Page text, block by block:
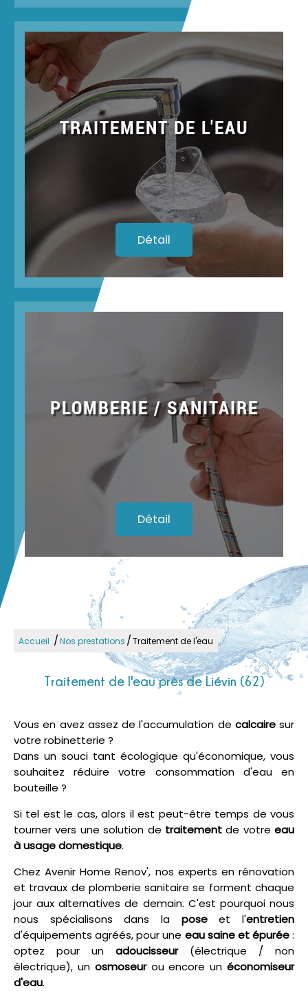
TRAITEMENT DE L'EAU
Détail
PLOMBERIE / SANITAIRE
Détail
Accueil /Nos prestations /Traitement de l'eau
Traitement de l'eau près de Liévin (62)
Vous en avez assez de l'accumulation de calcairesur
votre robinetterie ?
Dans un souci tant écologique qu'économique, vous
souhaitez réduire votre consommation d'eau en
bouteille ?
Si tel est le cas, alors il est peut-être temps de vous
tourner vers une solution de traitementde votre eau
à usage domestique.
Chez Avenir Home Renov', nos experts en rénovation
et travaux de plomberie sanitaire se forment chaque
jour aux alternatives de demain. C'est pourquoi nous
nous spécialisons dans la poseet l'entretien
d'équipements agréés, pour une eau saine et épurée:
optez pour un adoucisseur(électrique / non
électrique), un osmoseurou encore unéconomiseur
d'eau.